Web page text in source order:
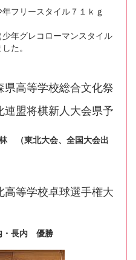
リースタイル７１ｋｇ
レコローマンスタイル
た。
高等学校総合文化祭
盟将棋新人大会県予
（東北大会、全国大会出
等学校卓球選手権大
・長内 優勝